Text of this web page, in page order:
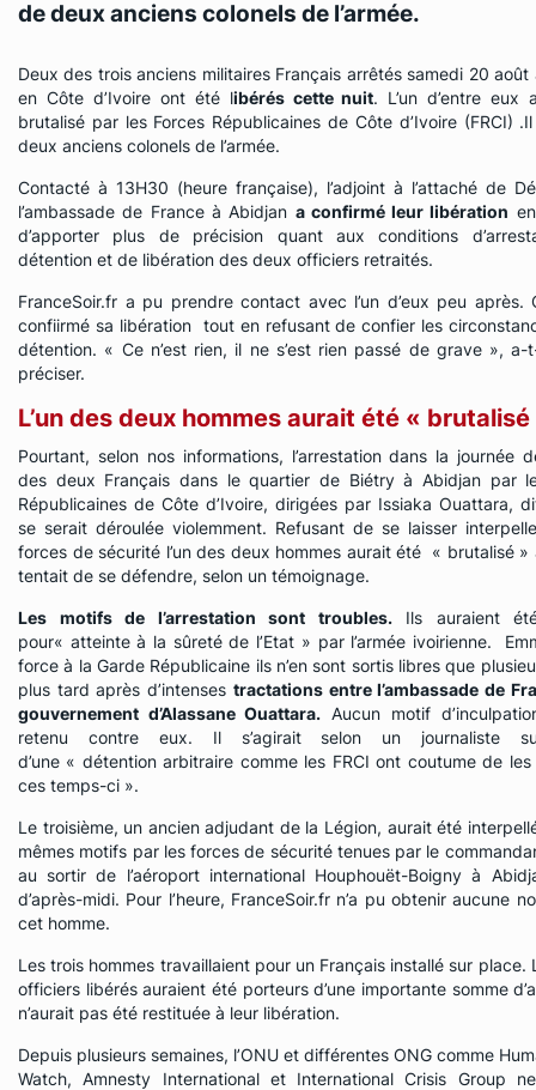
de deux anciens colonels de l’armée.
Deux des trois anciens militaires Français arrêtés samedi 20 août
en Côte d’Ivoire ont été libérés cette nuit. L’un d’entre eux
brutalisé par les Forces Républicaines de Côte d’Ivoire (FRCI) .Il
deux anciens colonels de l’armée.
Contacté à 13H30 (heure française), l’adjoint à l’attaché de
l’ambassade de France à Abidjan a confirmé leur libération
d’apporter plus de précision quant aux conditions
détention et de libération des deux officiers retraités.
FranceSoir.fr a pu prendre contact avec l’un d’eux peu après.
confiirmé sa libération tout en refusant de confier les
détention. « Ce n’est rien, il ne s’est rien passé de grave », a-
préciser.
L’un des deux hommes aurait été « brutalisé
Pourtant, selon nos informations, l’arrestation dans la journée
des deux Français dans le quartier de Biétry à Abidjan par
Républicaines de Côte d’Ivoire, dirigées par Issiaka Ouattara,
se serait déroulée violemment. Refusant de se laisser
forces de sécurité l’un des deux hommes aurait été « brutalisé »
tentait de se défendre, selon un témoignage.
Les motifs de l’arrestation sont troubles.Ils auraient
pour« atteinte à la sûreté de l’Etat » par l’armée ivoirienne.
force à la Garde Républicaine ils n’en sont sortis libres que
plus tard après d’intenses tractations entre l’ambassade de
gouvernement d’Alassane Ouattara. Aucun motif
retenu contre eux. Il s’agirait selon un journaliste
d’une « détention arbitraire comme les FRCI ont coutume de les
ces temps-ci ».
Le troisième, un ancien adjudant de la Légion, aurait été
mêmes motifs par les forces de sécurité tenues par le
au sortir de l’aéroport international Houphouët-Boigny à
d’après-midi. Pour l’heure, FranceSoir.fr n’a pu obtenir aucune
cet homme.
Les trois hommes travaillaient pour un Français installé sur
officiers libérés auraient été porteurs d’une importante somme
n’aurait pas été restituée à leur libération.
Depuis plusieurs semaines, l’ONU et différentes ONG comme
Watch, Amnesty International et International Crisis Group